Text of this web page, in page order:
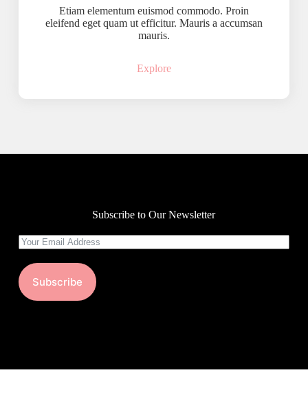
Etiam elementum euismod commodo. Proin
eleifend eget quam ut efficitur. Mauris a accumsan
mauris.
Explore
Subscribe to Our Newsletter
Subscribe